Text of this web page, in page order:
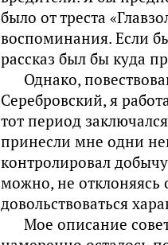
было от треста
воспоминания. Если
рассказ был бы куда
Однако,
Серебровский, я
тот период
принесли мне одни
контролировал добычу
можно, не отклоняясь
довольствоваться
Мое описание